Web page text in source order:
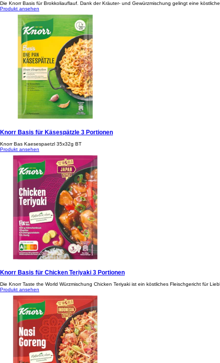
Die Knorr Basis für Brokkoliauflauf. Dank der Kräuter- und Gewürzmischung gelingt eine
Produkt ansehen
Knorr Basis für Käsespätzle 3 Portionen
Knorr Bas Kaesespaetzl 35x32g BT
Produkt ansehen
Knorr Basis für Chicken Teriyaki 3 Portionen
Die Knorr Taste the World Würzmischung Chicken Teriyaki ist ein köstliches Fleischgericht für
Produkt ansehen